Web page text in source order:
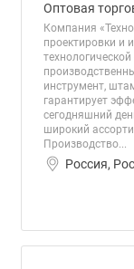
Оптовая
Компания
проектировки и
инструмент,
гарантирует
сегодняшний
широкий
Производство...
Россия,